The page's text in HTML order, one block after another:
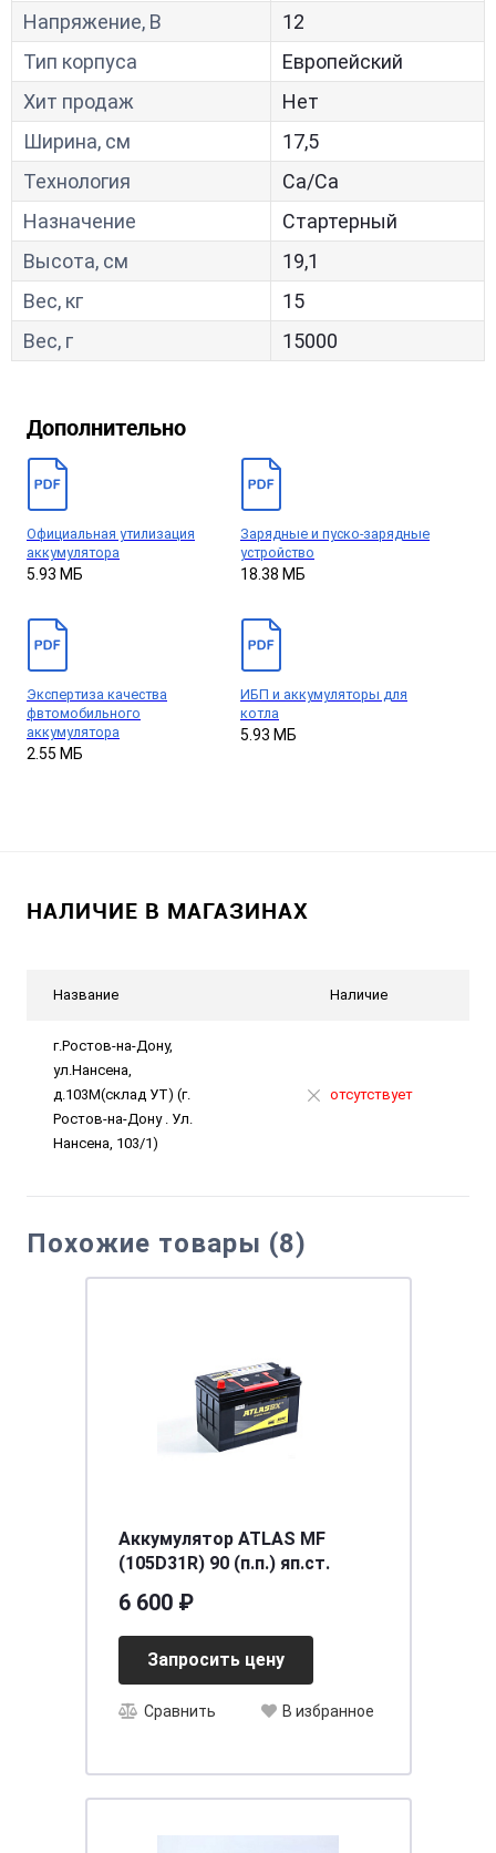
Напряжение, В
12
Тип корпуса
Европейский
Хит продаж
Нет
Ширина, см
17,5
Технология
Са/Са
Назначение
Стартерный
Высота, см
19,1
Вес, кг
15
Вес, г
15000
Дополнительно
Официальная утилизация
аккумулятора
5.93 МБ
Зарядные и пуско-зарядные
устройство
18.38 МБ
Экспертиза качества
фвтомобильного
аккумулятора
2.55 МБ
ИБП и аккумуляторы для
котла
5.93 МБ
НАЛИЧИЕ В МАГАЗИНАХ
Название Наличие
г.Ростов-на-Дону,
ул.Нансена,
д.103М(склад УТ) (г.
Ростов-на-Дону . Ул.
Нансена, 103/1)
отсутствует
Похожие товары (8)
Аккумулятор ATLAS MF
(105D31R) 90 (п.п.) яп.ст.
6 600 ₽
Запросить цену
Сравнить В избранное